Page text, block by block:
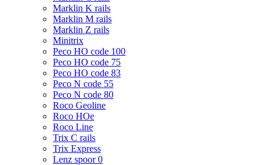
Marklin K rails
Marklin M rails
Marklin Z rails
Minitrix
Peco HO code 100
Peco HO code 75
Peco HO code 83
Peco N code 55
Peco N code 80
Roco Geoline
Roco HOe
Roco Line
Trix C rails
Trix Express
Lenz spoor 0